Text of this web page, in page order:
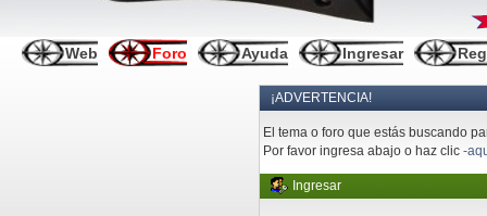
Web Foro Ayuda Ingresar
¡ADVERTENCIA!
El tema o foro que estás buscando
Por favor ingresa abajo o haz clic-
Ingresar